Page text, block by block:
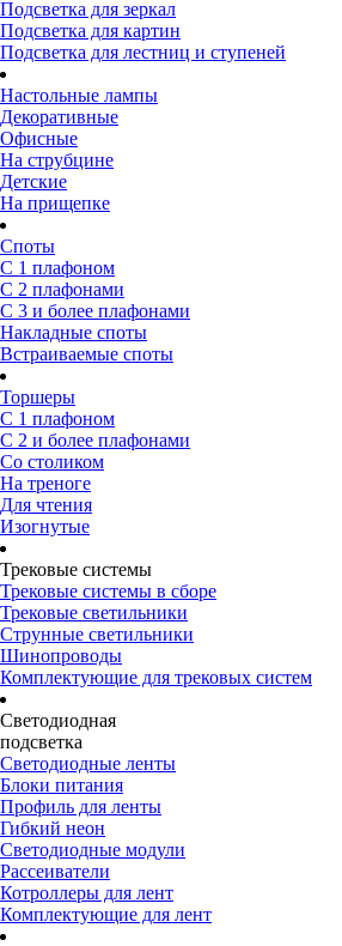
Подсветка для зеркал
Подсветка для картин
Подсветка для лестниц и ступеней
Настольные лампы
Декоративные
Офисные
На струбцине
Детские
На прищепке
Споты
С 1 плафоном
С 2 плафонами
С 3 и более плафонами
Накладные споты
Встраиваемые споты
Торшеры
С 1 плафоном
С 2 и более плафонами
Со столиком
На треноге
Для чтения
Изогнутые
Трековые системы
Трековые системы в сборе
Трековые светильники
Струнные светильники
Шинопроводы
Комплектующие для трековых систем
Светодиодная
подсветка
Светодиодные ленты
Блоки питания
Профиль для ленты
Гибкий неон
Светодиодные модули
Рассеиватели
Котроллеры для лент
Комплектующие для лент